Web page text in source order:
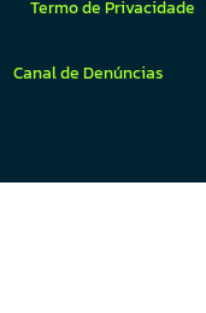
Termo de Privacidade
Canal de Denúncias